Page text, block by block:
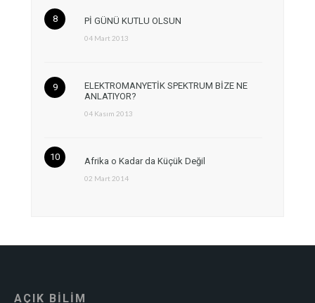
Pİ GÜNÜ KUTLU OLSUN
04 Mart 2013
ELEKTROMANYETİK SPEKTRUM BİZE NE
ANLATIYOR?
04 Kasım 2013
Afrika o Kadar da Küçük Değil
02 Mart 2014
AÇIK BİLİM